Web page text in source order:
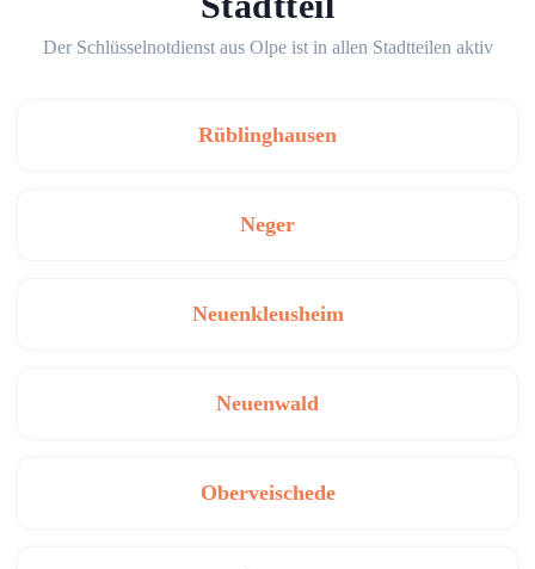
Der Schlüsselnotdienst aus Olpe ist in allen Stadtteilen aktiv
Rüblinghausen
Neger
Neuenkleusheim
Neuenwald
Oberveischede